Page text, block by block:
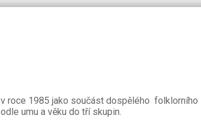
roce 1985 jako součást dospělého folklorního
umu a věku do tří skupin.